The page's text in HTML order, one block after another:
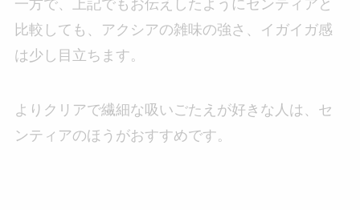
一方で、上記でもお伝えしたようにセンティアと
比較しても、アクシアの雑味の強さ、イガイガ感
は少し目立ちます。
よりクリアで繊細な吸いごたえが好きな人は、セ
ンティアのほうがおすすめです。